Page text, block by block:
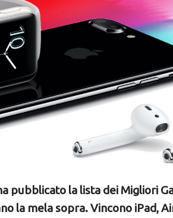
pubblicato la lista dei Migliori
la mela sopra. Vincono iPad,